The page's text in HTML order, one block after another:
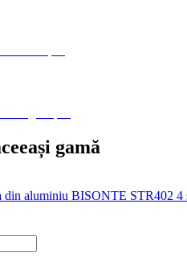
gamă
din aluminiu BISONTE STR402 4